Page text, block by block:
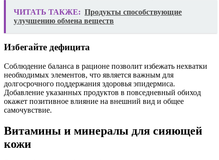
ЧИТАТЬ ТАКЖЕ: Продукты способствующие
улучшению обмена веществ
Избегайте дефицита
Соблюдение баланса в рационе позволит избежать нехватки
необходимых элементов, что является важным для
долгосрочного поддержания здоровья эпидермиса.
Добавление указанных продуктов в повседневный обиход
окажет позитивное влияние на внешний вид и общее
самочувствие.
Витамины и минералы для сияющей
кожи